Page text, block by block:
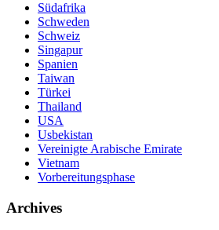
Südafrika
Schweden
Schweiz
Singapur
Spanien
Taiwan
Türkei
Thailand
USA
Usbekistan
Vereinigte Arabische Emirate
Vietnam
Vorbereitungsphase
Archives